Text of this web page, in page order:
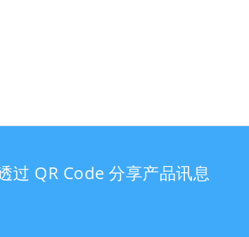
过 QR Code 分享产品讯息